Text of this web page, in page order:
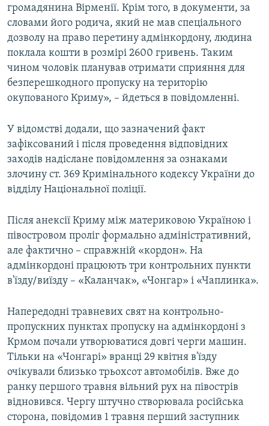
громадянина Вірменії. Крім того, в документи, за
словами його родича, який не мав спеціального
дозволу на право перетину адмінкордону, людина
поклала кошти в розмірі 2600 гривень. Таким
чином чоловік планував отримати сприяння для
безперешкодного пропуску на територію
окупованого Криму», – йдеться в повідомленні.
У відомстві додали, що зазначений факт
зафіксований і після проведення відповідних
заходів надіслане повідомлення за ознаками
злочину ст. 369 Кримінального кодексу України до
відділу Національної поліції.
Після анексії Криму між материковою Україною і
півостровом проліг формально адміністративний,
але фактично – справжній «кордон». На
адмінкордоні працюють три контрольних пункти
в'їзду/виїзду – «Каланчак», «Чонгар» і «Чаплинка».
Напередодні травневих свят на контрольно-
пропускних пунктах пропуску на адмінкордоні з
Крмом почали утворюватися довгі черги машин.
Тільки на «Чонгарі» вранці 29 квітня в'їзду
очікували близько трьохсот автомобілів. Вже до
ранку першого травня вільний рух на півострів
відновився. Чергу штучно створювала російська
сторона, повідомив 1 травня перший заступник